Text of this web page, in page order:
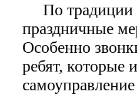
По
праздничные
Особенно
ребят, которые